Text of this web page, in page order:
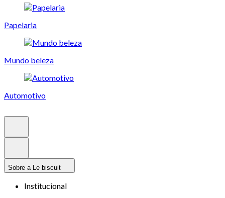
Papelaria
Mundo beleza
Automotivo
Sobre a Le biscuit
Institucional